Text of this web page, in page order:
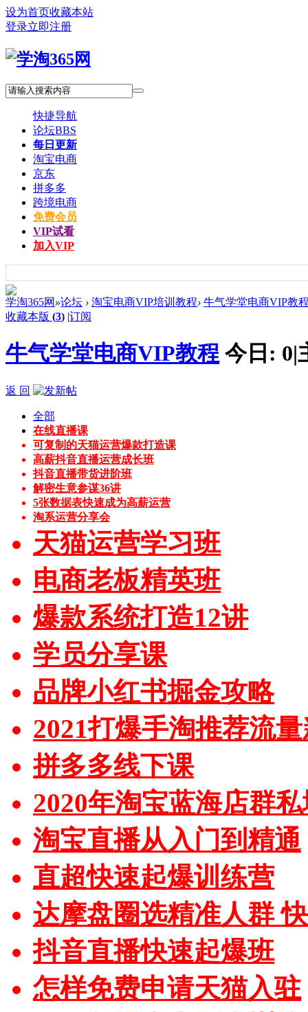
设为首页收藏本站
登录立即注册
快捷导航
论坛BBS
每日更新
淘宝电商
京东
拼多多
跨境电商
免费会员
VIP试看
加入VIP
学淘365网 »论坛 › 淘宝电商VIP培训教程› 牛气学堂电商VIP教
收藏本版 (3) |订阅
牛气学堂电商VIP教程 今日: 0|
返 回
全部
在线直播课
可复制的天猫运营爆款打造课
高薪抖音直播运营成长班
抖音直播带货进阶班
解密生意参谋36讲
5张数据表快速成为高薪运营
淘系运营分享会
天猫运营学习班
电商老板精英班
爆款系统打造12讲
学员分享课
品牌小红书掘金攻略
2021打爆手淘推荐流
拼多多线下课
2020年淘宝蓝海店群
淘宝直播从入门到精通
直超快速起爆训练营
达摩盘圈选精准人群
抖音直播快速起爆班
怎样免费申请天猫入驻